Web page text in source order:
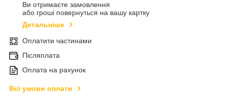
Ви отримаєте замовлення
або гроші повернуться на вашу картку
Детальніше
Оплатити частинами
Післяплата
Оплата на рахунок
Всі умови оплати